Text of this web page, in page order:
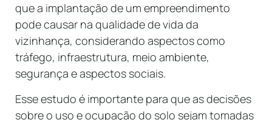
que a implantação de um empreendimento
pode causar na qualidade de vida da
vizinhança, considerando aspectos como
tráfego, infraestrutura, meio ambiente,
segurança e aspectos sociais.
Esse estudo é importante para que as decisões
sobre o uso e ocupação do solo sejam tomadas